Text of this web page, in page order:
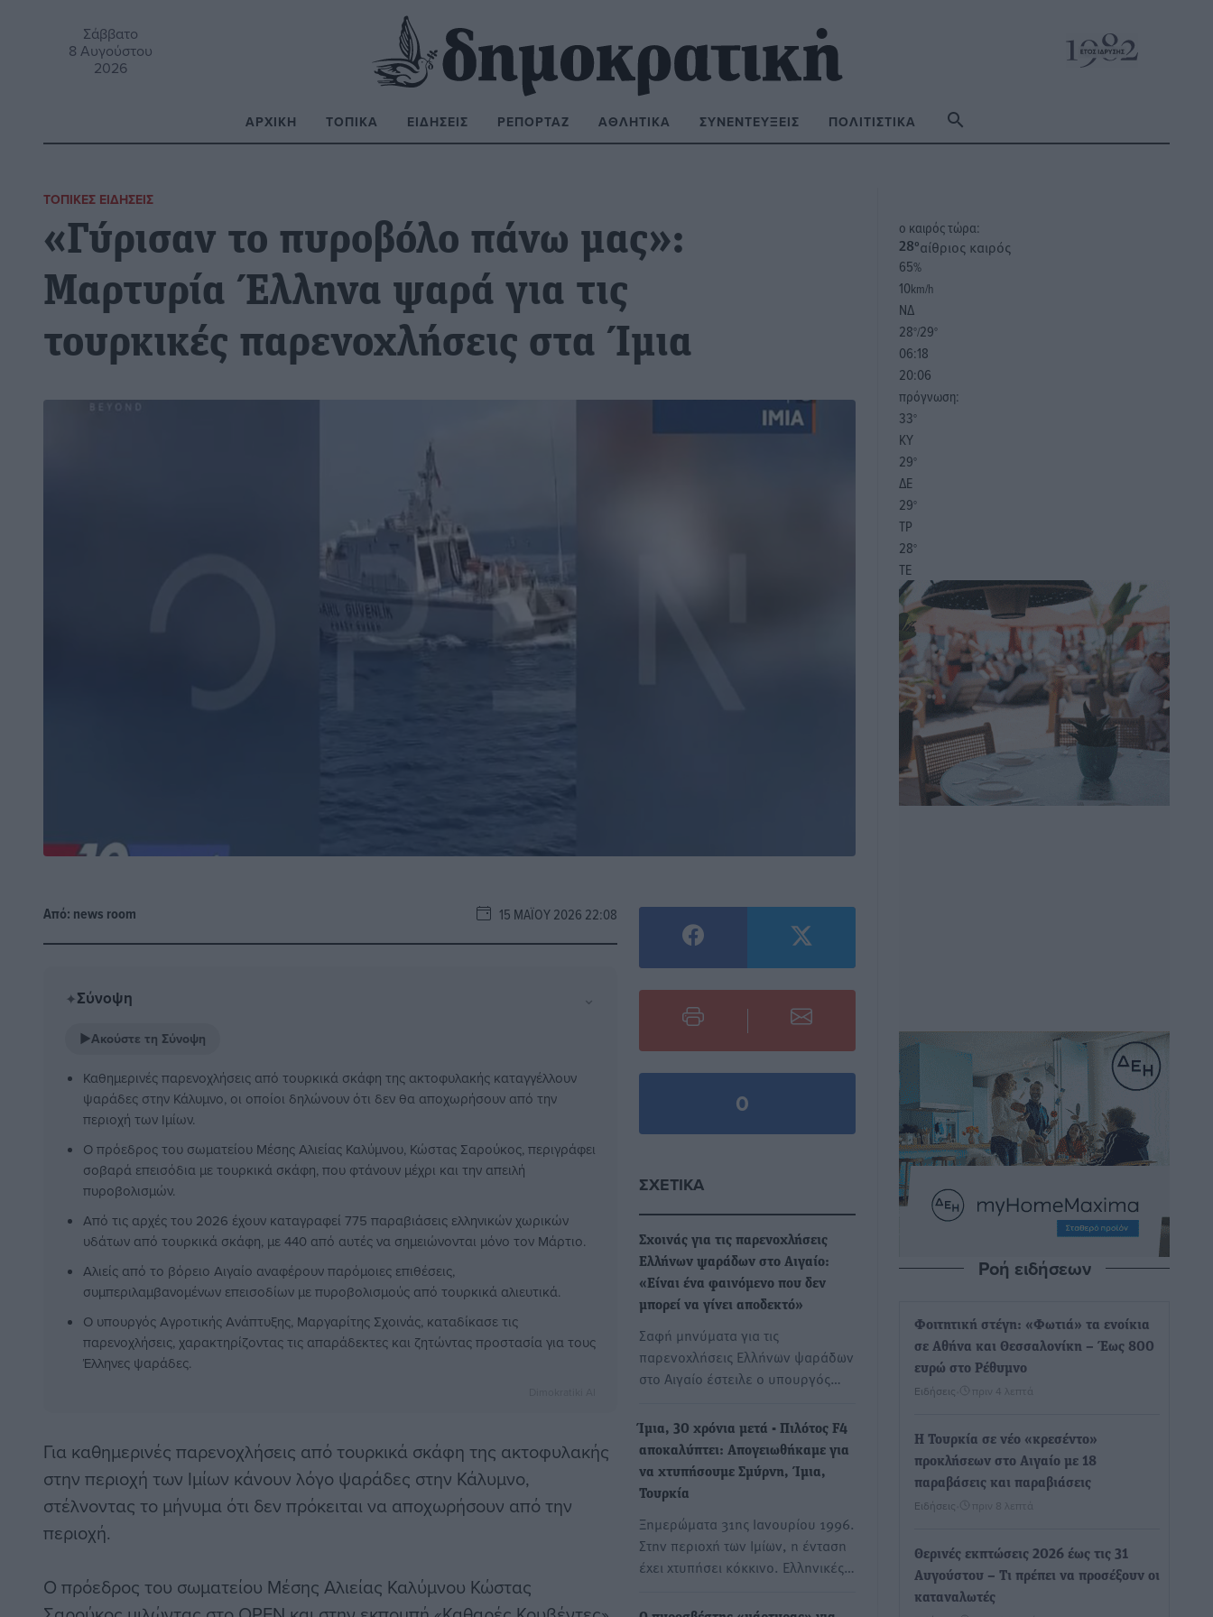
Σάββατο
8 Αυγούστου
2026
ΑΡΧΙΚΉ ΤΟΠΙΚΆ ΕΙΔΉΣΕΙΣ ΡΕΠΟΡΤΆΖ ΑΘΛΗΤΙΚΆ ΣΥΝΕΝΤΕΎΞΕΙΣ ΠΟΛΙΤΙΣΤΙΚΆ
ΤΟΠΙΚΈΣ ΕΙΔΉΣΕΙΣ
«Γύρισαν το πυροβόλο πάνω μας»:
Μαρτυρία Έλληνα ψαρά για τις
τουρκικές παρενοχλήσεις στα Ίμια
Από: news room 15 ΜΑΪ́ΟΥ 2026 22:08
✦Σύνοψη ⌄
▶Ακούστε τη Σύνοψη
Καθημερινές παρενοχλήσεις από τουρκικά σκάφη της ακτοφυλακής καταγγέλλουν
ψαράδες στην Κάλυμνο, οι οποίοι δηλώνουν ότι δεν θα αποχωρήσουν από την
περιοχή των Ιμίων.
Ο πρόεδρος του σωματείου Μέσης Αλιείας Καλύμνου, Κώστας Σαρούκος, περιγράφει
σοβαρά επεισόδια με τουρκικά σκάφη, που φτάνουν μέχρι και την απειλή
πυροβολισμών.
Από τις αρχές του 2026 έχουν καταγραφεί 775 παραβιάσεις ελληνικών χωρικών
υδάτων από τουρκικά σκάφη, με 440 από αυτές να σημειώνονται μόνο τον Μάρτιο.
Αλιείς από το βόρειο Αιγαίο αναφέρουν παρόμοιες επιθέσεις,
συμπεριλαμβανομένων επεισοδίων με πυροβολισμούς από τουρκικά αλιευτικά.
Ο υπουργός Αγροτικής Ανάπτυξης, Μαργαρίτης Σχοινάς, καταδίκασε τις
παρενοχλήσεις, χαρακτηρίζοντας τις απαράδεκτες και ζητώντας προστασία για τους
Έλληνες ψαράδες.
Για καθημερινές παρενοχλήσεις από τουρκικά σκάφη της ακτοφυλακής
στην περιοχή των Ιμίων κάνουν λόγο ψαράδες στην Κάλυμνο,
στέλνοντας το μήνυμα ότι δεν πρόκειται να αποχωρήσουν από την
περιοχή.
Ο πρόεδρος του σωματείου Μέσης Αλιείας Καλύμνου Κώστας
0
ΣΧΕΤΙΚΆ
Σχοινάς για τις παρενοχλήσεις
Ελλήνων ψαράδων στο Αιγαίο:
«Είναι ένα φαινόμενο που δεν
μπορεί να γίνει αποδεκτό»
Σαφή μηνύματα για τις
παρενοχλήσεις Ελλήνων ψαράδων
στο Αιγαίο έστειλε ο υπουργός…
Ίμια, 30 χρόνια μετά - Πιλότος F4
αποκαλύπτει: Απογειωθήκαμε για
να χτυπήσουμε Σμύρνη, Ίμια,
Τουρκία
Ξημερώματα 31ης Ιανουρίου 1996.
Στην περιοχή των Ιμίων, η ένταση
έχει χτυπήσει κόκκινο. Ελληνικές…
o καιρός τώρα:
28°αίθριος καιρός
65%
10km/h
ΝΔ
28°/29°
06:18
20:06
πρόγνωση:
33°
ΚΥ
29°
ΔΕ
29°
ΤΡ
28°
ΤΕ
Ροή ειδήσεων
Φοιτητική στέγη: «Φωτιά» τα ενοίκια
σε Αθήνα και Θεσσαλονίκη – Έως 800
ευρώ στο Ρέθυμνο
Ειδήσεις πριν 4 λεπτά
Η Τουρκία σε νέο «κρεσέντο»
προκλήσεων στο Αιγαίο με 18
παραβάσεις και παραβιάσεις
Ειδήσεις πριν 8 λεπτά
Θερινές εκπτώσεις 2026 έως τις 31
Αυγούστου – Τι πρέπει να προσέξουν οι
καταναλωτές